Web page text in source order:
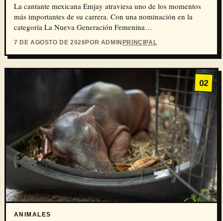
La cantante mexicana Emjay atraviesa uno de los momentos
más importantes de su carrera. Con una nominación en la
categoría La Nueva Generación Femenina…
7 DE AGOSTO DE 2026POR ADMINPRINCIPAL
02
ANIMALES